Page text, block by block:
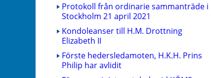
Protokoll från ordinarie sammanträde i
Stockholm 21 april 2021
Kondoleanser till H.M. Drottning
Elizabeth II
Förste hedersledamoten, H.K.H. Prins
Philip har avlidit